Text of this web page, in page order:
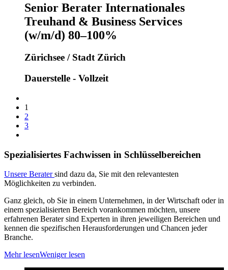
Senior Berater Internationales
Treuhand & Business Services
(w/m/d) 80–100%
Zürichsee / Stadt Zürich
Dauerstelle - Vollzeit
1
2
3
Spezialisiertes Fachwissen in Schlüsselbereichen
Unsere Beratersind dazu da, Sie mit den relevantesten
Möglichkeiten zu verbinden.
Ganz gleich, ob Sie in einem Unternehmen, in der Wirtschaft oder in
einem spezialisierten Bereich vorankommen möchten, unsere
erfahrenen Berater sind Experten in ihren jeweiligen Bereichen und
kennen die spezifischen Herausforderungen und Chancen jeder
Branche.
Mehr lesenWeniger lesen